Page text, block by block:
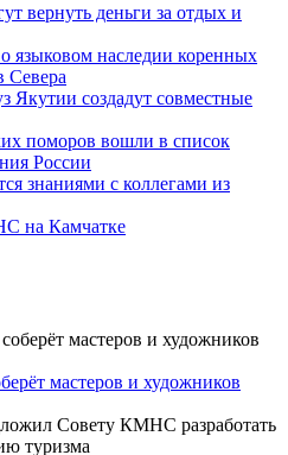
вернуть деньги за отдых и
языковом наследии коренных
Севера
создадут совместные
поморов вошли в список
России
знаниями с коллегами из
на Камчатке
мастеров и художников